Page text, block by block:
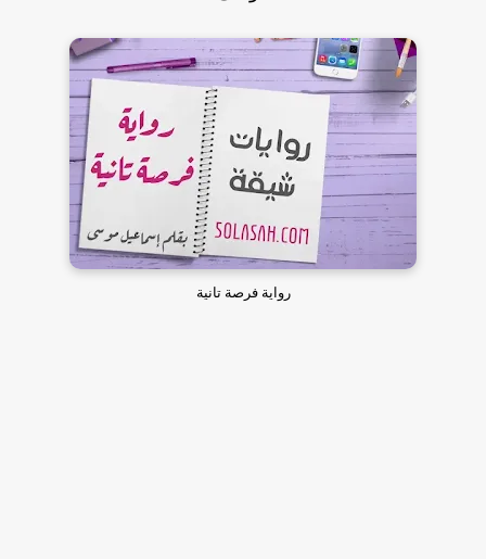
رواية فرصة تانية